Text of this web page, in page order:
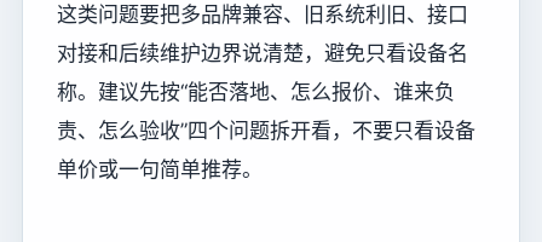
这类问题要把多品牌兼容、旧系统利旧、接口
对接和后续维护边界说清楚，避免只看设备名
称。建议先按“能否落地、怎么报价、谁来负
责、怎么验收”四个问题拆开看，不要只看设备
单价或一句简单推荐。